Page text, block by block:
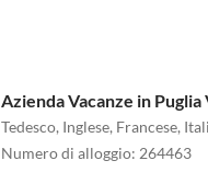
Azienda Vacanze in Puglia
Tedesco, Inglese, Francese,
Numero di alloggio: 264463